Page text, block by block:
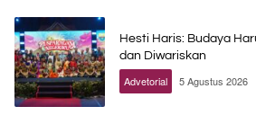
Hesti Haris: Budaya
dan Diwariskan
Advetorial 5 Agustus 2026